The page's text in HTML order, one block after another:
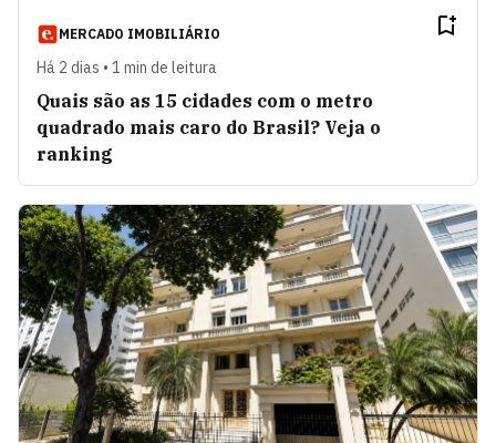
MERCADO IMOBILIÁRIO
Há 2 dias • 1 min de leitura
Quais são as 15 cidades com o metro
quadrado mais caro do Brasil? Veja o
ranking